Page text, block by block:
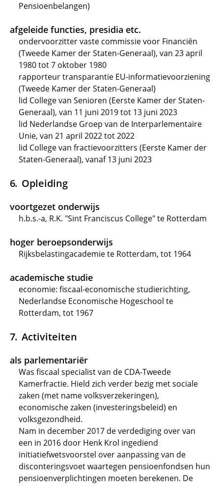
Pensioenbelangen)
afgeleide functies, presidia etc.
ondervoorzitter vaste commissie voor Financiën
(Tweede Kamer der Staten-Generaal), van 23 april
1980 tot 7 oktober 1980
rapporteur transparantie EU-informatievoorziening
(Tweede Kamer der Staten-Generaal)
lid College van Senioren (Eerste Kamer der Staten-
Generaal), van 11 juni 2019 tot 13 juni 2023
lid Nederlandse Groep van de Interparlementaire
Unie, van 21 april 2022 tot 2022
lid College van fractievoorzitters (Eerste Kamer der
Staten-Generaal), vanaf 13 juni 2023
Opleiding
voortgezet onderwijs
h.b.s.-a, R.K. "Sint Franciscus College" te Rotterdam
hoger beroepsonderwijs
Rijksbelastingacademie te Rotterdam, tot 1964
academische studie
economie: fiscaal-economische studierichting,
Nederlandse Economische Hogeschool te
Rotterdam, tot 1967
Activiteiten
als parlementariër
Was fiscaal specialist van de CDA-Tweede
Kamerfractie. Hield zich verder bezig met sociale
zaken (met name volksverzekeringen),
economische zaken (investeringsbeleid) en
volksgezondheid.
Nam in december 2017 de verdediging over van
een in 2016 door Henk Krol ingediend
initiatiefwetsvoorstel over aanpassing van de
disconteringsvoet waartegen pensioenfondsen hun
pensioenverplichtingen moeten berekenen. De